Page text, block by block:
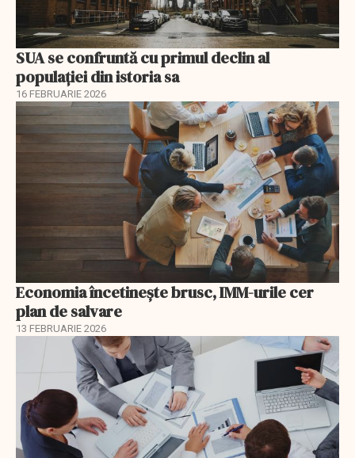
SUA se confruntă cu primul declin al
populației din istoria sa
16 FEBRUARIE 2026
Economia încetinește brusc, IMM-urile cer
plan de salvare
13 FEBRUARIE 2026